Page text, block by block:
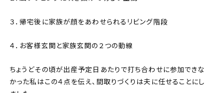
３．帰宅後に家族が顔をあわせられるリビング階段
４．お客様玄関と家族玄関の２つの動線
ちょうどその頃が出産予定日あたりで打ち合わせに参加できな
かった私はこの４点を伝え、間取りづくりは夫に任せることにし